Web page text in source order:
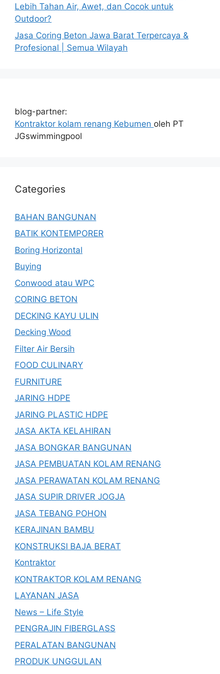
Lebih Tahan Air, Awet, dan Cocok untuk
Outdoor?
Jasa Coring Beton Jawa Barat Terpercaya &
Profesional | Semua Wilayah
blog-partner:
Kontraktor kolam renang Kebumen oleh PT
JGswimmingpool
Categories
BAHAN BANGUNAN
BATIK KONTEMPORER
Boring Horizontal
Buying
Conwood atau WPC
CORING BETON
DECKING KAYU ULIN
Decking Wood
Filter Air Bersih
FOOD CULINARY
FURNITURE
JARING HDPE
JARING PLASTIC HDPE
JASA AKTA KELAHIRAN
JASA BONGKAR BANGUNAN
JASA PEMBUATAN KOLAM RENANG
JASA PERAWATAN KOLAM RENANG
JASA SUPIR DRIVER JOGJA
JASA TEBANG POHON
KERAJINAN BAMBU
KONSTRUKSI BAJA BERAT
Kontraktor
KONTRAKTOR KOLAM RENANG
LAYANAN JASA
News – Life Style
PENGRAJIN FIBERGLASS
PERALATAN BANGUNAN
PRODUK UNGGULAN